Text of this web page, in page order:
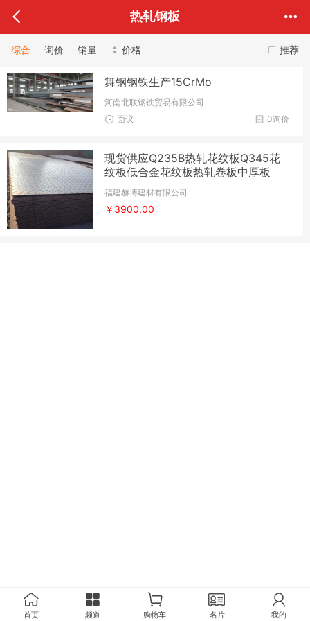
热轧钢板
推荐
综合 询价 销量 价格
舞钢钢铁生产15CrMo
河南北联钢铁贸易有限公司
0询价
面议
现货供应Q235B热轧花纹板Q345花
纹板低合金花纹板热轧卷板中厚板
福建赫博建材有限公司
￥3900.00
首页 频道 购物车 名片 我的